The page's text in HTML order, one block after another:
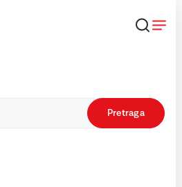
Pretraga